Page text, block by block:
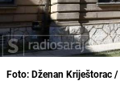
Foto: Dženan Kriještorac